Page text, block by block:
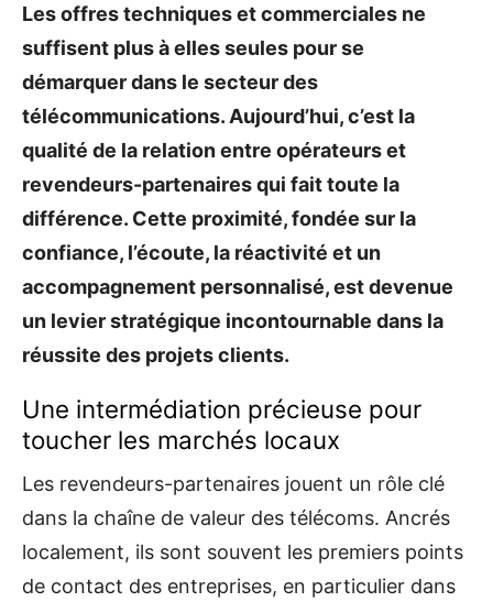
Les offres techniques et commerciales ne
suffisent plus à elles seules pour se
démarquer dans le secteur des
télécommunications. Aujourd’hui, c’est la
qualité de la relation entre opérateurs et
revendeurs-partenaires qui fait toute la
différence. Cette proximité, fondée sur la
confiance, l’écoute, la réactivité et un
accompagnement personnalisé, est devenue
un levier stratégique incontournable dans la
réussite des projets clients.
Une intermédiation précieuse pour
toucher les marchés locaux
Les revendeurs-partenaires jouent un rôle clé
dans la chaîne de valeur des télécoms. Ancrés
localement, ils sont souvent les premiers points
de contact des entreprises, en particulier dans